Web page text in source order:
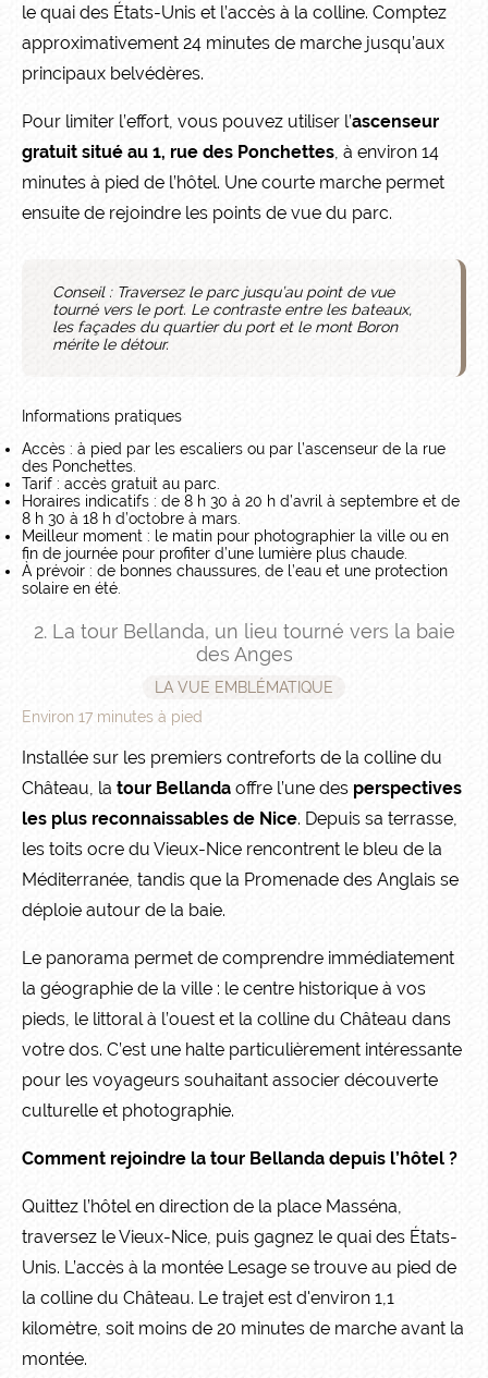
le quai des États-Unis et l’accès à la colline. Comptez
approximativement 24 minutes de marche jusqu’aux
principaux belvédères.
Pour limiter l’effort, vous pouvez utiliser l’ascenseur
gratuit situé au 1, rue des Ponchettes, à environ 14
minutes à pied de l’hôtel. Une courte marche permet
ensuite de rejoindre les points de vue du parc.
Conseil : Traversez le parc jusqu’au point de vue
tourné vers le port. Le contraste entre les bateaux,
les façades du quartier du port et le mont Boron
mérite le détour.
Informations pratiques
Accès : à pied par les escaliers ou par l’ascenseur de la rue
des Ponchettes.
Tarif : accès gratuit au parc.
Horaires indicatifs : de 8 h 30 à 20 h d’avril à septembre et de
8 h 30 à 18 h d’octobre à mars.
Meilleur moment : le matin pour photographier la ville ou en
fin de journée pour profiter d’une lumière plus chaude.
À prévoir : de bonnes chaussures, de l’eau et une protection
solaire en été.
2. La tour Bellanda, un lieu tourné vers la baie
des Anges
LA VUE EMBLÉMATIQUE
Environ 17 minutes à pied
Installée sur les premiers contreforts de la colline du
Château, la tour Bellanda offre l’une des perspectives
les plus reconnaissables de Nice. Depuis sa terrasse,
les toits ocre du Vieux-Nice rencontrent le bleu de la
Méditerranée, tandis que la Promenade des Anglais se
déploie autour de la baie.
Le panorama permet de comprendre immédiatement
la géographie de la ville : le centre historique à vos
pieds, le littoral à l’ouest et la colline du Château dans
votre dos. C’est une halte particulièrement intéressante
pour les voyageurs souhaitant associer découverte
culturelle et photographie.
Comment rejoindre la tour Bellanda depuis l’hôtel ?
Quittez l’hôtel en direction de la place Masséna,
traversez le Vieux-Nice, puis gagnez le quai des États-
Unis. L’accès à la montée Lesage se trouve au pied de
la colline du Château. Le trajet est d'environ 1,1
kilomètre, soit moins de 20 minutes de marche avant la
montée.